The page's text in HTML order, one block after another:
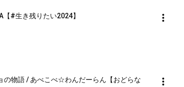
【#生き残りたい2024】
の物語 / あべこべ☆わんだーらん【おどらな